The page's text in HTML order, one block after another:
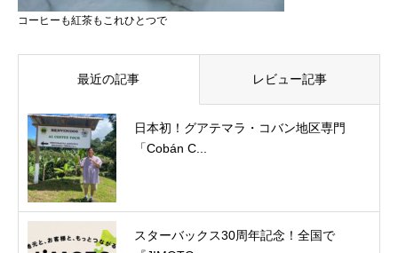
コーヒーも紅茶もこれひとつで
最近の記事 レビュー記事
日本初！グアテマラ・コバン地区専門
「Cobán C...
スターバックス30周年記念！全国で